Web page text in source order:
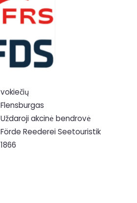
vokiečių
Flensburgas
Uždaroji akcinė bendrovė
Förde Reederei Seetouristik
1866